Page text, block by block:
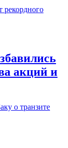
акций и